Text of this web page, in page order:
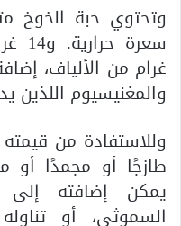
غرام من الألياف،
والمغنيسيوم اللذين
وللاستفادة من
طازجًا أو مجمدًا
يمكن إضافته إلى
السموثي، أو